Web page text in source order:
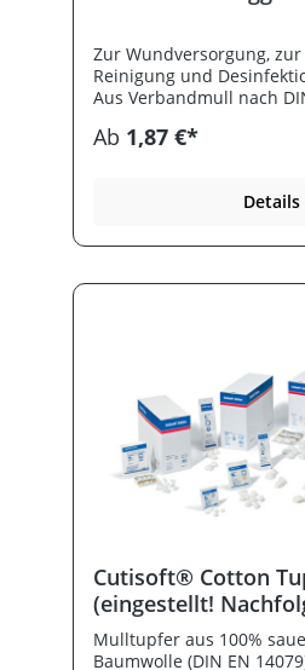
Zur Wundversorgung,
Reinigung und
Aus Verbandmull nach
Röntgenkontraststreifen,
Ab 1,87 €*
Details
Cutisoft® Cotton
(eingestellt!
Leukoplast® swab
steril)
Mulltupfer aus 100%
Baumwolle (DIN EN